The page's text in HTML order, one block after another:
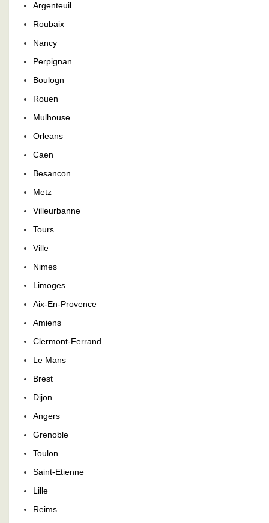
Argenteuil
Roubaix
Nancy
Perpignan
Boulogn
Rouen
Mulhouse
Orleans
Caen
Besancon
Metz
Villeurbanne
Tours
Ville
Nimes
Limoges
Aix-En-Provence
Amiens
Clermont-Ferrand
Le Mans
Brest
Dijon
Angers
Grenoble
Toulon
Saint-Etienne
Lille
Reims